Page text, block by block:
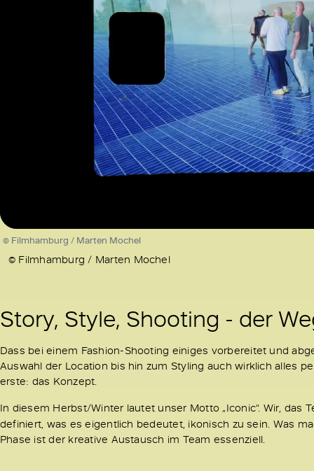
© Filmhamburg / Marten Mochel
© Filmhamburg / Marten Mochel
Story, Style, Shooting - der
Dass bei einem Fashion-Shooting einiges vorbereitet und
Auswahl der Location bis hin zum Styling auch wirklich alles
erste: das Konzept.
In diesem Herbst/Winter lautet unser Motto „Iconic“. Wir, das
definiert, was es eigentlich bedeutet, ikonisch zu sein. Was
Phase ist der kreative Austausch im Team essenziell.